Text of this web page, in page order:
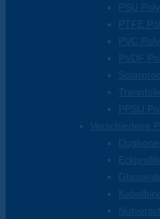
PSU
PTFE
PVC
PVDF
PPSU
Verschiedene